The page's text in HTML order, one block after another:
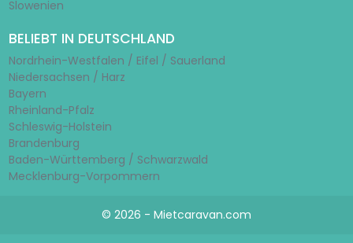
Slowenien
BELIEBT IN DEUTSCHLAND
Nordrhein-Westfalen / Eifel / Sauerland
Niedersachsen / Harz
Bayern
Rheinland-Pfalz
Schleswig-Holstein
Brandenburg
Baden-Württemberg / Schwarzwald
Mecklenburg-Vorpommern
© 2026 - Mietcaravan.com